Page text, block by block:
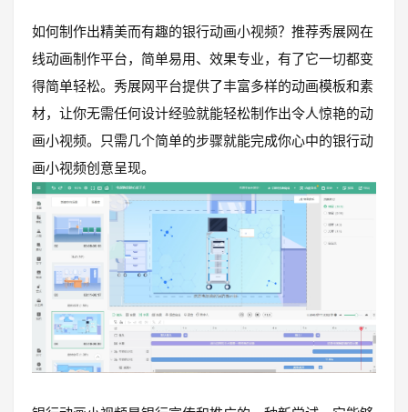
如何制作出精美而有趣的银行动画小视频？推荐秀展网在
线动画制作平台，简单易用、效果专业，有了它一切都变
得简单轻松。秀展网平台提供了丰富多样的动画模板和素
材，让你无需任何设计经验就能轻松制作出令人惊艳的动
画小视频。只需几个简单的步骤就能完成你心中的银行动
画小视频创意呈现。